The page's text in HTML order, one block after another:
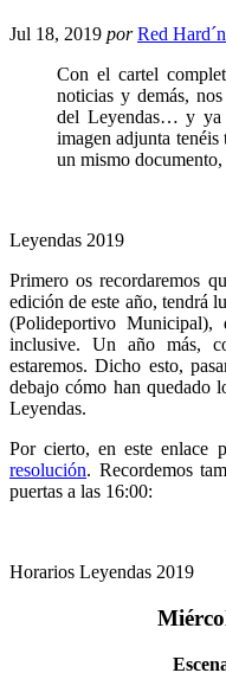
Jul 18, 2019 por Red
Con el cartel
noticias y demás,
del Leyendas… y ya
imagen adjunta
un mismo
Leyendas 2019
Primero os recordaremos
edición de este año, tendrá
(Polideportivo
inclusive. Un año más,
estaremos. Dicho esto,
debajo cómo han quedado
Leyendas.
Por cierto, en este enlace
resolución. Recordemos
puertas a las 16:00:
Horarios Leyendas 2019